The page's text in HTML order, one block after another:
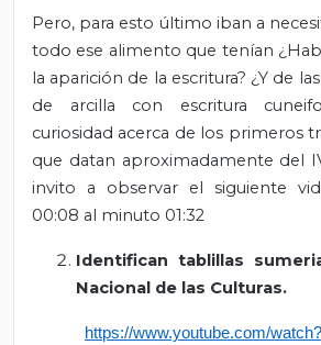
Pero, para esto último iban a
todo ese alimento que tenían
la aparición de la escritura? ¿Y de
de arcilla con escritura
curiosidad acerca de los primeros
que datan aproximadamente del
invito a observar el siguiente
00:08 al minuto 01:32
Identifican tablillas
Nacional de las Culturas.
https://www.youtube.com/